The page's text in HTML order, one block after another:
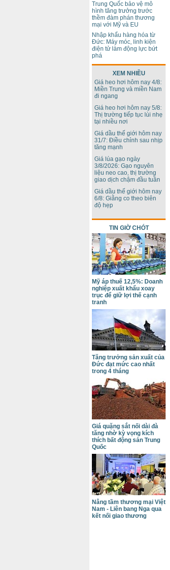
Trung Quốc bảo vệ mô
hình tăng trưởng trước
thềm đàm phán thương
mại với Mỹ và EU
Nhập khẩu hàng hóa từ
Đức: Máy móc, linh kiện
điện tử làm động lực bứt
phá
XEM NHIỀU
Giá heo hơi hôm nay 4/8:
Miền Trung và miền Nam
đi ngang
Giá heo hơi hôm nay 5/8:
Thị trường tiếp tục lùi nhẹ
tại nhiều nơi
Giá dầu thế giới hôm nay
31/7: Điều chỉnh sau nhịp
tăng mạnh
Giá lúa gạo ngày
3/8/2026: Gạo nguyên
liệu neo cao, thị trường
giao dịch chậm đầu tuần
Giá dầu thế giới hôm nay
6/8: Giằng co theo biên
độ hẹp
TIN GIỜ CHÓT
Mỹ áp thuế 12,5%: Doanh
nghiệp xuất khẩu xoay
trục để giữ lợi thế cạnh
tranh
Tăng trưởng sản xuất của
Đức đạt mức cao nhất
trong 4 tháng
Giá quặng sắt nối dài đà
tăng nhờ kỳ vọng kích
thích bất động sản Trung
Quốc
Nâng tầm thương mại Việt
Nam - Liên bang Nga qua
kết nối giao thương